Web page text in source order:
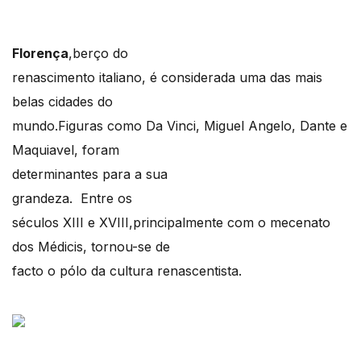
Florença,berço do
renascimento italiano, é considerada uma das mais
belas cidades do
mundo.Figuras como Da Vinci, Miguel Angelo, Dante e
Maquiavel, foram
determinantes para a sua
grandeza. Entre os
séculos XIII e XVIII,principalmente com o mecenato
dos Médicis, tornou-se de
facto o pólo da cultura renascentista.